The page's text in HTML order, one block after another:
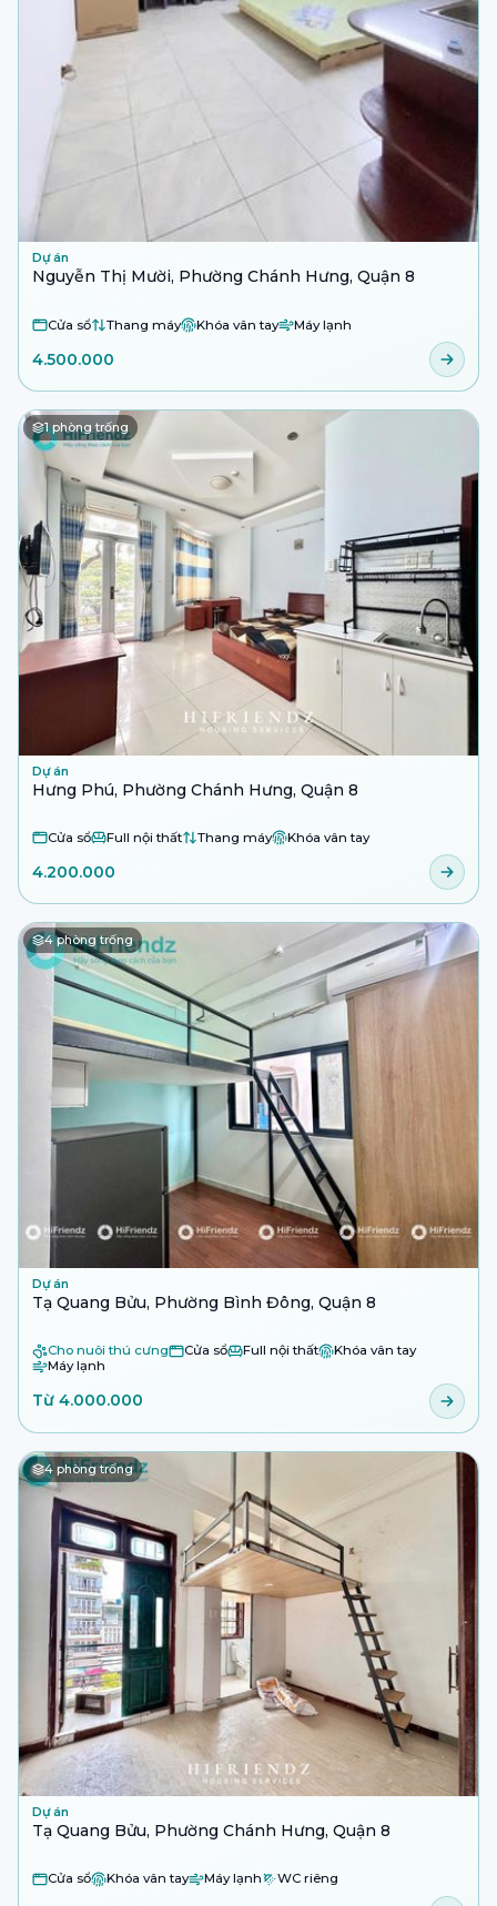
Dự án
Nguyễn Thị Mười, Phường Chánh Hưng, Quận 8
Cửa sổ Thang máy Khóa vân tay Máy lạnh
4.500.000
1phòng trống
Dự án
Hưng Phú, Phường Chánh Hưng, Quận 8
Cửa sổ Full nội thất Thang máy Khóa vân tay
4.200.000
4phòng trống
Dự án
Tạ Quang Bửu, Phường Bình Đông, Quận 8
Cho nuôi thú cưng Cửa sổ Full nội thất
Khóa vân tay
Máy lạnh
Từ 4.000.000
4 phòng trống
Dự án
Tạ Quang Bửu, Phường Chánh Hưng, Quận 8
Cửa sổ Khóa vân tay Máy lạnh WC riêng